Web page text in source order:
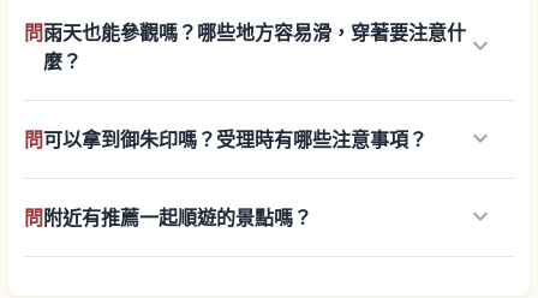
問雨天也能參觀嗎？哪些地方容易滑，穿著要注意什
麼？
keyboard_arrow_down
問可以拿到御朱印嗎？受理時有哪些注意事項？ keyboard_arrow_down
問附近有推薦一起順遊的景點嗎？ keyboard_arrow_down